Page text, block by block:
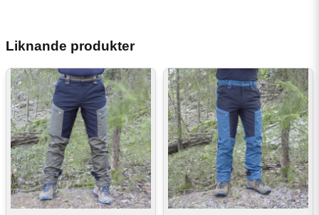
Liknande produkter